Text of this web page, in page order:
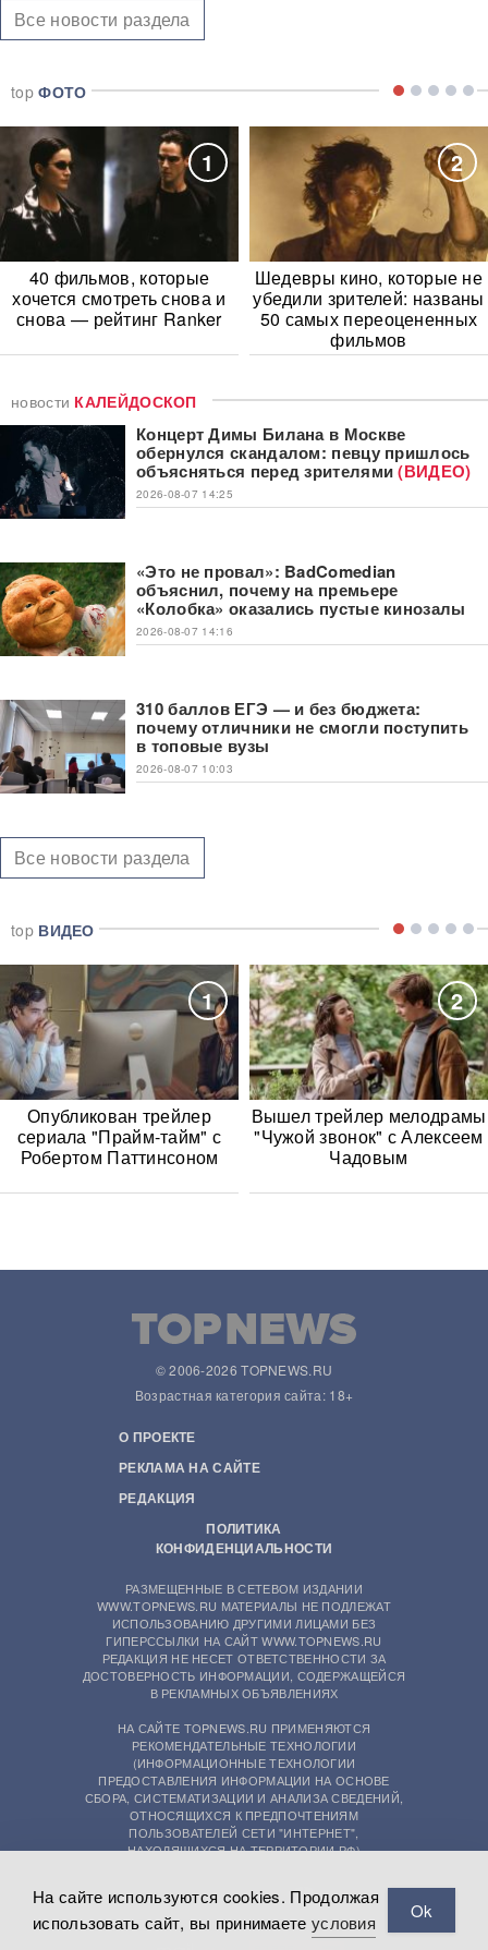
Все новости раздела
topФОТО
1
40 фильмов, которые
хочется смотреть снова и
снова — рейтинг Ranker
2
Шедевры кино, которые не
убедили зрителей: названы
50 самых переоцененных
фильмов
новости КАЛЕЙДОСКОП
Концерт Димы Билана в Москве
обернулся скандалом: певцу пришлось
объясняться перед зрителями(ВИДЕО)
2026-08-07 14:25
«Это не провал»: BadComedian
объяснил, почему на премьере
«Колобка» оказались пустые кинозалы
2026-08-07 14:16
310 баллов ЕГЭ — и без бюджета:
почему отличники не смогли поступить
в топовые вузы
2026-08-07 10:03
Все новости раздела
top ВИДЕО
1
Опубликован трейлер
сериала "Прайм-тайм" с
Робертом Паттинсоном
2
Вышел трейлер мелодрамы
"Чужой звонок" с Алексеем
Чадовым
© 2006-2026 TOPNEWS.RU
Возрастная категория сайта: 18+
О ПРОЕКТЕ
РЕКЛАМА НА САЙТЕ
РЕДАКЦИЯ
ПОЛИТИКА
КОНФИДЕНЦИАЛЬНОСТИ
РАЗМЕЩЕННЫЕ В СЕТЕВОМ ИЗДАНИИ
WWW.TOPNEWS.RU МАТЕРИАЛЫ НЕ ПОДЛЕЖАТ
ИСПОЛЬЗОВАНИЮ ДРУГИМИ ЛИЦАМИ БЕЗ
ГИПЕРССЫЛКИ НА САЙТ WWW.TOPNEWS.RU
РЕДАКЦИЯ НЕ НЕСЕТ ОТВЕТСТВЕННОСТИ ЗА
ДОСТОВЕРНОСТЬ ИНФОРМАЦИИ, СОДЕРЖАЩЕЙСЯ
В РЕКЛАМНЫХ ОБЪЯВЛЕНИЯХ
НА САЙТЕ TOPNEWS.RU ПРИМЕНЯЮТСЯ
РЕКОМЕНДАТЕЛЬНЫЕ ТЕХНОЛОГИИ
(ИНФОРМАЦИОННЫЕ ТЕХНОЛОГИИ
ПРЕДОСТАВЛЕНИЯ ИНФОРМАЦИИ НА ОСНОВЕ
СБОРА, СИСТЕМАТИЗАЦИИ И АНАЛИЗА СВЕДЕНИЙ,
ОТНОСЯЩИХСЯ К ПРЕДПОЧТЕНИЯМ
ПОЛЬЗОВАТЕЛЕЙ СЕТИ "ИНТЕРНЕТ",
НАХОДЯЩИХСЯ НА ТЕРРИТОРИИ РФ)
На сайте используются cookies. Продолжая
использовать сайт, вы принимаете условия
Ok